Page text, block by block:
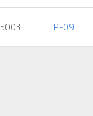
5003 P-09